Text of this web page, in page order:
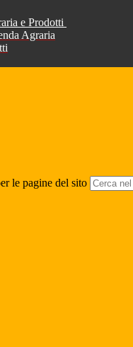
e Prodotti
Agraria
le pagine del sito